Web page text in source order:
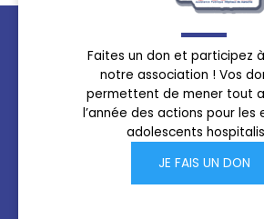
Faites un don et participez
notre association ! Vos
permettent de mener tout
l’année des actions pour les
adolescents
JE FAIS UN DON